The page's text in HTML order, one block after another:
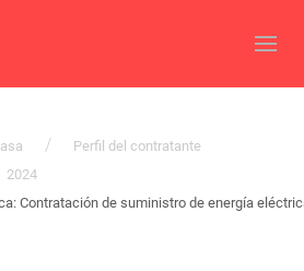
Perfil del contratante
2024
Contratación de suministro de energía